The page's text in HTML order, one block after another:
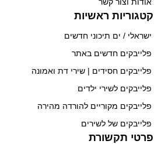
קטגוריות ראשיות
ישראלי / ים תיכוני חדשים
פלייבקים חדשים באתר
פלייבקים חסידים | שירי דת ואמונה
פלייבקים לשירי ילדים
פלייבקים מקוריים להורדה מהירה
פלייבקים של לשירים
פרטי תקשורת